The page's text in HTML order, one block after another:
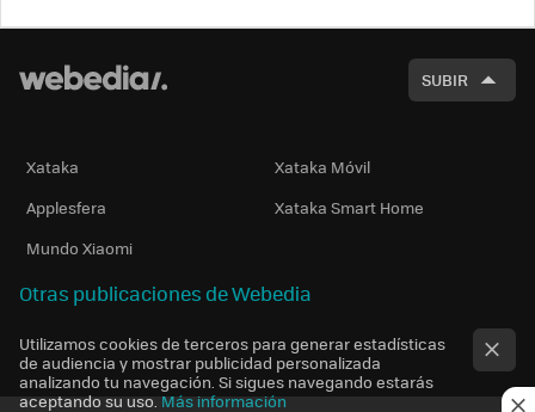
SUBIR
Xataka
Xataka Móvil
Applesfera
Xataka Smart Home
Mundo Xiaomi
Otras publicaciones de Webedia
Utilizamos cookies de terceros para generar estadísticas
de audiencia y mostrar publicidad personalizada
analizando tu navegación. Si sigues navegando estarás
aceptando su uso. Más información